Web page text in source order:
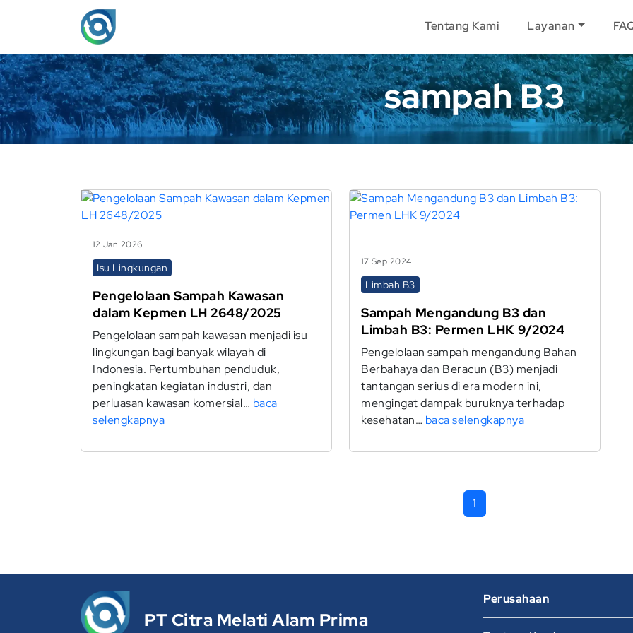
Tentang Kami Layanan
sampah B3
12 Jan 2026
Isu Lingkungan
Pengelolaan Sampah Kawasan
dalam Kepmen LH 2648/2025
Pengelolaan sampah kawasan menjadi isu
lingkungan bagi banyak wilayah di
Indonesia. Pertumbuhan penduduk,
peningkatan kegiatan industri, dan
perluasan kawasan komersial… baca
selengkapnya
17 Sep 2024
Limbah B3
Sampah Mengandung B3 dan
Limbah B3: Permen LHK 9/2024
Pengelolaan sampah mengandung Bahan
Berbahaya dan Beracun (B3) menjadi
tantangan serius di era modern ini,
mengingat dampak buruknya terhadap
kesehatan… baca selengkapnya
1
PT Citra Melati Alam Prima
Perusahaan